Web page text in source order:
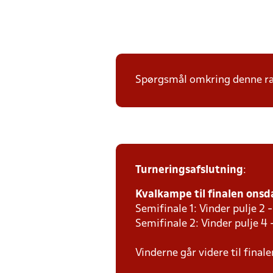
Spørgsmål omkring denne
Turneringsafslutning:
Kvalkampe til finalen
Semifinale 1: Vinder pulje 2 -
Semifinale 2: Vinder pulje 4
Vinderne går videre til